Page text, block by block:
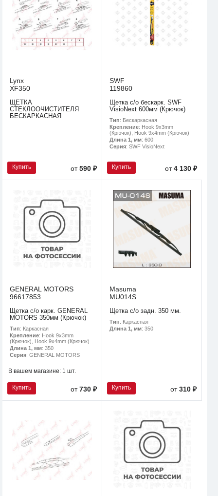
Lynx
XF350
ЩЕТКА
СТЕКЛООЧИСТИТЕЛЯ
БЕСКАPКАСНАЯ
Купить от590 ₽
SWF
119860
Щетка с/о бескарк. SWF
VisioNext 600мм (Крючок)
Тип: Бескаркасная
Крепление: Hook 9x3mm
(Крючок), Hook 9x4mm (Крючок)
Длина 1, мм: 600
Серия: SWF VisioNext
Купить от4 130 ₽
GENERAL MOTORS
96617853
Щетка с/о карк. GENERAL
MOTORS 350мм (Крючок)
Тип: Каркасная
Крепление: Hook 9x3mm
(Крючок), Hook 9x4mm (Крючок)
Длина 1, мм: 350
Серия: GENERAL MOTORS
В вашем магазине: 1 шт.
Купить от730 ₽
Masuma
MU014S
Щетка с/о задн. 350 мм.
Тип: Каркасная
Длина 1, мм: 350
Купить от310 ₽